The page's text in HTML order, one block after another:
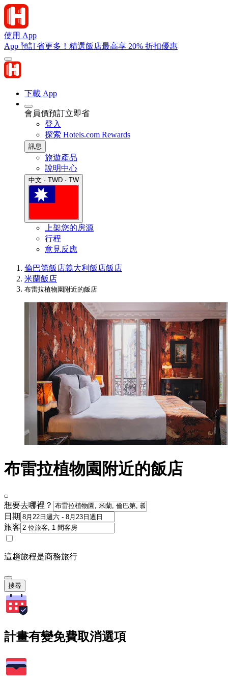
使用 App
App 預訂省更多！精選飯店最高享 20% 折扣優惠
下載 App
會員價預訂立即省
登入
探索 Hotels.com Rewards
訊息
旅遊產品
說明中心
中文 · TWD · TW
上架您的房源
行程
意見反應
倫巴第飯店義大利飯店飯店
米蘭飯店
布雷拉植物園附近的飯店
布雷拉植物園附近的飯店
想要去哪裡？
日期
旅客
這趟旅程是商務旅行
搜尋
計畫有變免費取消選項